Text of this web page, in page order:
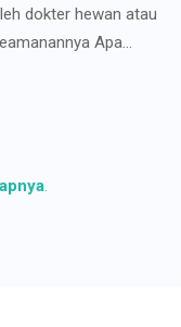
dokter hewan atau
Apa...